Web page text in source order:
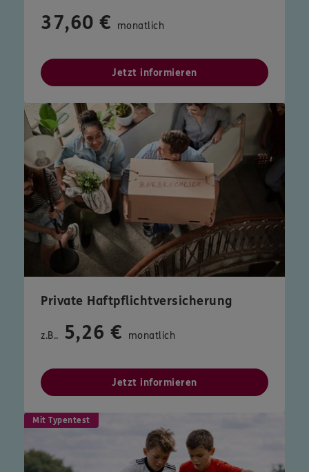
37,60 € monatlich
Jetzt informieren
Private Haftpflichtversicherung
z.B.. 5,26 € monatlich
Jetzt informieren
Mit Typentest